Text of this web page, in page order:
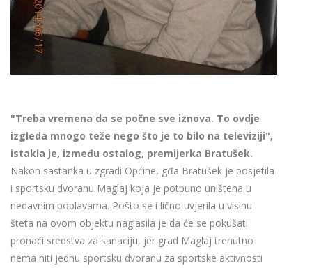
"Treba vremena da se počne sve iznova. To ovdje
izgleda mnogo teže nego što je to bilo na televiziji",
istakla je, između ostalog, premijerka Bratušek.
Nakon sastanka u zgradi Općine, gđa Bratušek je posjetila
i sportsku dvoranu Maglaj koja je potpuno uništena u
nedavnim poplavama. Pošto se i lično uvjerila u visinu
šteta na ovom objektu naglasila je da će se pokušati
pronaći sredstva za sanaciju, jer grad Maglaj trenutno
nema niti jednu sportsku dvoranu za sportske aktivnosti